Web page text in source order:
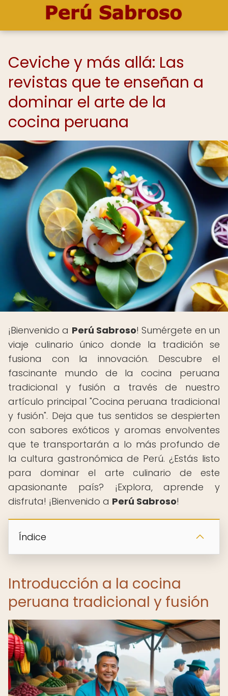
Ceviche y más allá: Las
revistas que te enseñan a
dominar el arte de la
cocina peruana
¡Bienvenido a Perú Sabroso! Sumérgete en un
viaje culinario único donde la tradición se
fusiona con la innovación. Descubre el
fascinante mundo de la cocina peruana
tradicional y fusión a través de nuestro
artículo principal "Cocina peruana tradicional
y fusión". Deja que tus sentidos se despierten
con sabores exóticos y aromas envolventes
que te transportarán a lo más profundo de
la cultura gastronómica de Perú. ¿Estás listo
para dominar el arte culinario de este
apasionante país? ¡Explora, aprende y
disfruta! ¡Bienvenido a Perú Sabroso!
Índice
Introducción a la cocina
peruana tradicional y fusión